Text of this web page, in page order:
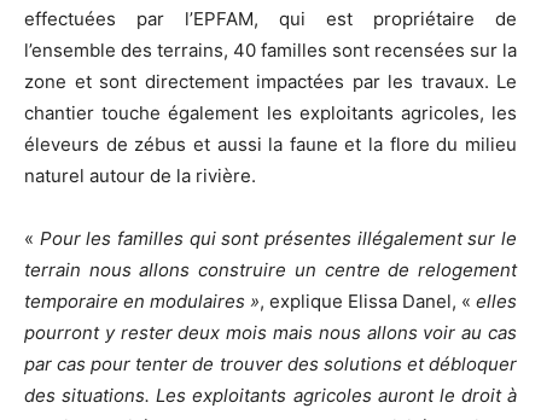
effectuées par l’EPFAM, qui est propriétaire de
l’ensemble des terrains, 40 familles sont recensées sur la
zone et sont directement impactées par les travaux. Le
chantier touche également les exploitants agricoles, les
éleveurs de zébus et aussi la faune et la flore du milieu
naturel autour de la rivière.
« Pour les familles qui sont présentes illégalement sur le
terrain nous allons construire un centre de relogement
temporaire en modulaires », explique Elissa Danel, « elles
pourront y rester deux mois mais nous allons voir au cas
par cas pour tenter de trouver des solutions et débloquer
des situations.Les exploitants agricoles auront le droit à